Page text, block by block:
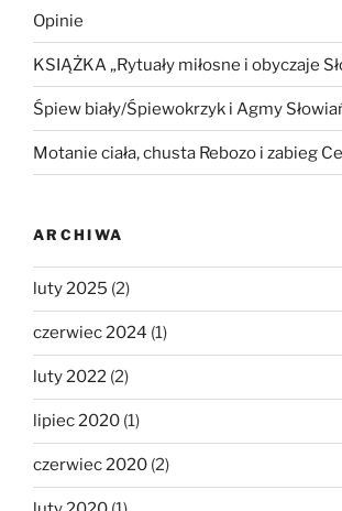
Opinie
KSIĄŻKA „Rytuały miłosne i obyczaje
Śpiew biały/Śpiewokrzyk i Agmy
Motanie ciała, chusta Rebozo i zabieg
ARCHIWA
luty 2025 (2)
czerwiec 2024 (1)
luty 2022 (2)
lipiec 2020 (1)
czerwiec 2020 (2)